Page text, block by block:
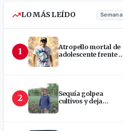
LO MÁS LEÍDO Semana
1
Atropello mortal de
adolescente frente a
2
Sequía golpea
cultivos y deja